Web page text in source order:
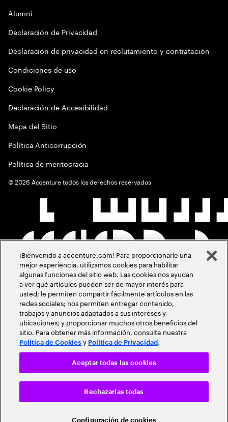
Alumni
Declaración de Privacidad
Declaración de privacidad en reclutamiento y contratación
Condiciones de uso
Cookie Policy
Declaración de Accesibilidad
Mapa del Sitio
Política Anticorrupción
Política de meritocracia
©2026 Accenture todos los derechos reservados
¡Bienvenido a accenture.com! Para proporcionarle una
mejor experiencia, utilizamos cookies para habilitar
algunas funciones del sitio web. Las cookies nos ayudan
a ver qué artículos pueden ser de mayor interés para
usted; le permiten compartir fácilmente artículos en las
redes sociales; nos permiten entregar contenido,
trabajos y anuncios adaptados a sus intereses y
ubicaciones; y proporcionar muchos otros beneficios del
sitio. Para obtener más información, consulte nuestra
Política de Cookies y Política de Privacidad .
Configuración de cookies
Rechazarlas todas
Aceptar todas las cookies